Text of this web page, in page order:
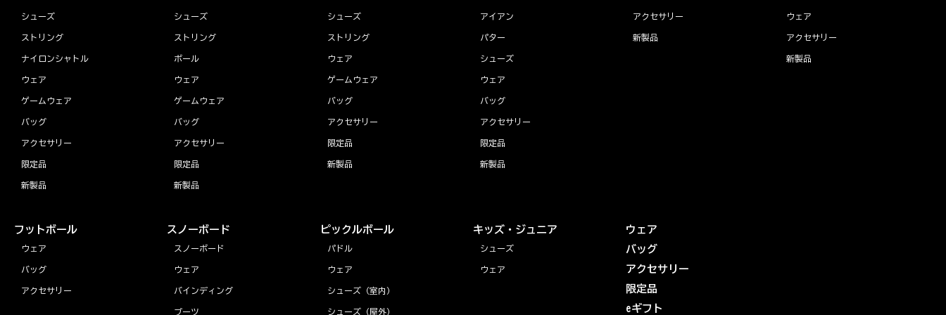
シューズ
ストリング
ナイロンシャトル
ウェア
ゲームウェア
バッグ
アクセサリー
限定品
新製品
シューズ
ストリング
ボール
ウェア
ゲームウェア
バッグ
アクセサリー
限定品
新製品
シューズ
ストリング
ウェア
ゲームウェア
バッグ
アクセサリー
限定品
新製品
アイアン
パター
シューズ
ウェア
バッグ
アクセサリー
限定品
新製品
アクセサリー
新製品
ウェア
アクセサリー
新製品
フットボール
ウェア
バッグ
アクセサリー
スノーボード
スノーボード
ウェア
バインディング
ブーツ
ピックルボール
パドル
ウェア
シューズ（室内）
シューズ（屋外）
キッズ・ジュニア
シューズ
ウェア
ウェア
バッグ
アクセサリー
限定品
eギフト